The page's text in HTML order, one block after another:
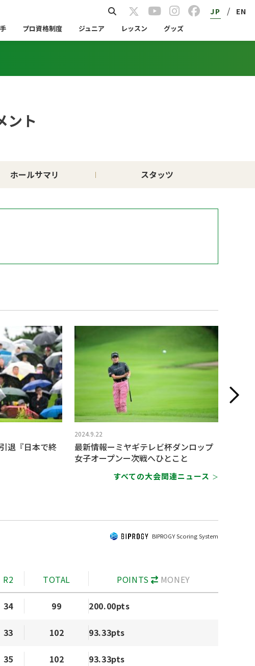
JP / EN
プロ資格制度 ジュニア レッスン グッズ
ント
ホールサマリ スタッツ
退『日本で終
2024.9.22
最新情報ーミヤギテレビ杯ダンロップ
女子オープンー次戦へひとこと
すべての大会関連ニュース ＞
BIPROGY Scoring System
R2 TOTAL POINTS MONEY
34 99 200.00pts
33 102 93.33pts
35 102 93.33pts